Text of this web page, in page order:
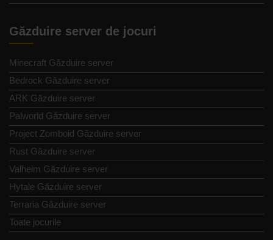
Găzduire server de jocuri
Minecraft Găzduire server
Bedrock Găzduire server
ARK Găzduire server
Palworld Găzduire server
Project Zomboid Găzduire server
Rust Găzduire server
Valheim Găzduire server
Hytale Găzduire server
Terraria Găzduire server
Toate jocurile